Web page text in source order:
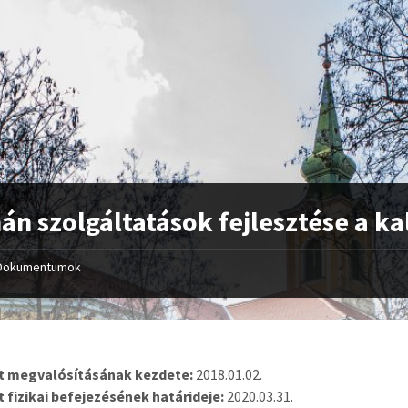
szolgáltatások fejlesztése a
megvalósításának kezdete: 2018.01.02.
fizikai befejezésének határideje: 2020.03.31.